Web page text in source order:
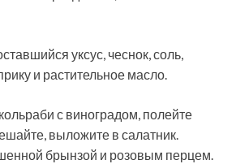
уксус, чеснок, соль,
и растительное масло.
с виноградом, полейте
выложите в салатник.
брынзой и розовым перцем.